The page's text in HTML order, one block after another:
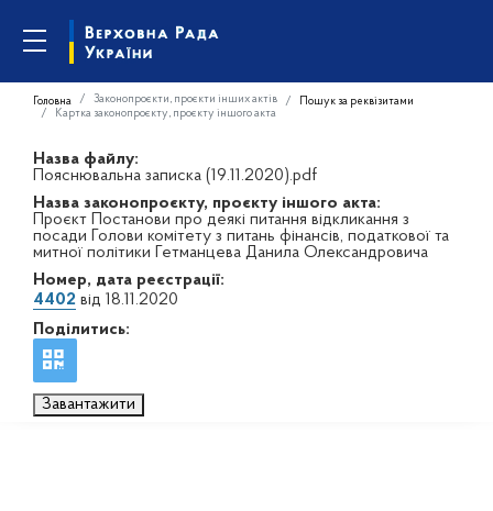
Головна Законопроєкти, проєкти інших актів
Пошук за реквізитами
Картка законопроєкту, проєкту іншого акта
Назва файлу:
Пояснювальна записка (19.11.2020).pdf
Назва законопроєкту, проєкту іншого акта:
Проєкт Постанови про деякі питання відкликання з
посади Голови комітету з питань фінансів, податкової та
митної політики Гетманцева Данила Олександровича
Номер, дата реєстрації:
4402 від 18.11.2020
Поділитись:
Завантажити